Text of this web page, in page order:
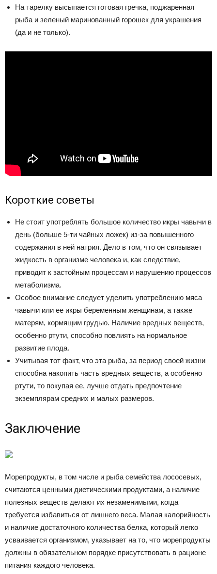
На тарелку высыпается готовая гречка, поджаренная
рыба и зеленый маринованный горошек для украшения
(да и не только).
Короткие советы
Не стоит употреблять большое количество икры чавычи в
день (больше 5-ти чайных ложек) из-за повышенного
содержания в ней натрия. Дело в том, что он связывает
жидкость в организме человека и, как следствие,
приводит к застойным процессам и нарушению процессов
метаболизма.
Особое внимание следует уделить употреблению мяса
чавычи или ее икры беременным женщинам, а также
матерям, кормящим грудью. Наличие вредных веществ,
особенно ртути, способно повлиять на нормальное
развитие плода.
Учитывая тот факт, что эта рыба, за период своей жизни
способна накопить часть вредных веществ, а особенно
ртути, то покупая ее, лучше отдать предпочтение
экземплярам средних и малых размеров.
Заключение
Морепродукты, в том числе и рыба семейства лососевых,
считаются ценными диетическими продуктами, а наличие
полезных веществ делают их незаменимыми, когда
требуется избавиться от лишнего веса. Малая калорийность
и наличие достаточного количества белка, который легко
усваивается организмом, указывает на то, что морепродукты
должны в обязательном порядке присутствовать в рационе
питания каждого человека.